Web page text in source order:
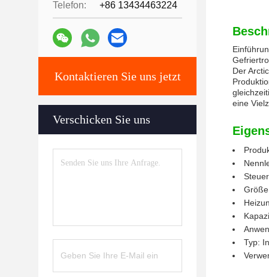
Telefon: +86 13434463224
Kontaktieren Sie uns jetzt
Verschicken Sie uns
Der
eine
Typ: